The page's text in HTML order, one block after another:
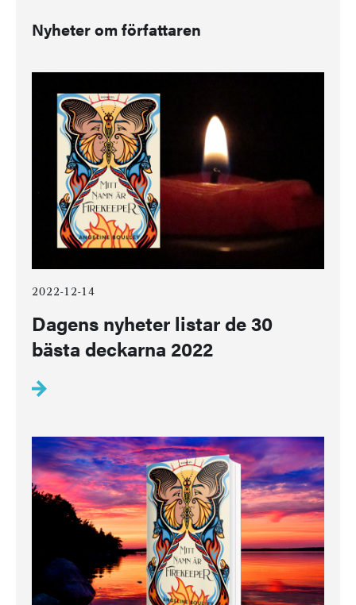
Nyheter om författaren
2022-12-14
Dagens nyheter listar de 30
bästa deckarna 2022